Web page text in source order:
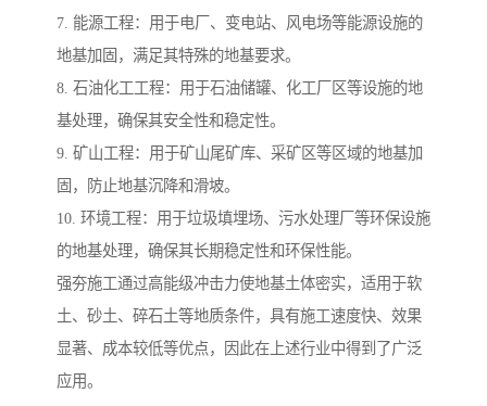
7. 能源工程：用于电厂、变电站、风电场等能源设施的
地基加固，满足其特殊的地基要求。
8. 石油化工工程：用于石油储罐、化工厂区等设施的地
基处理，确保其安全性和稳定性。
9. 矿山工程：用于矿山尾矿库、采矿区等区域的地基加
固，防止地基沉降和滑坡。
10. 环境工程：用于垃圾填埋场、污水处理厂等环保设施
的地基处理，确保其长期稳定性和环保性能。
强夯施工通过高能级冲击力使地基土体密实，适用于软
土、砂土、碎石土等地质条件，具有施工速度快、效果
显著、成本较低等优点，因此在上述行业中得到了广泛
应用。